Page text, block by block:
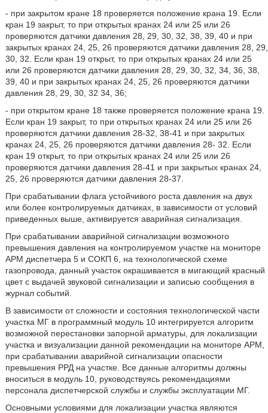
- при закрытом кране 18 проверяется положение крана 19. Если
кран 19 закрыт, то при открытых кранах 24 или 25 или 26
проверяются датчики давления 28, 29, 30, 32, 38, 39, 40 и при
закрытых кранах 24, 25, 26 проверяются датчики давления 28, 29,
30, 32. Если кран 19 открыт, то при открытых кранах 24 или 25
или 26 проверяются датчики давления 28, 29, 30, 32, 34, 36, 38,
39, 40 и при закрытых кранах 24, 25, 26 проверяются датчики
давления 28, 29, 30, 32 34, 36;
- при открытом кране 18 также проверяется положение крана 19.
Если кран 19 закрыт, то при открытых кранах 24 или 25 или 26
проверяются датчики давления 28-32, 38-41 и при закрытых
кранах 24, 25, 26 проверяются датчики давления 28- 32. Если
кран 19 открыт, то при открытых кранах 24 или 25 или 26
проверяются датчики давления 28-41 и при закрытых кранах 24,
25, 26 проверяются датчики давления 28-37.
При срабатывании флага устойчивого роста давления на двух
или более контролируемых датчиках, в зависимости от условий
приведенных выше, активируется аварийная сигнализация.
При срабатывании аварийной сигнализации возможного
превышения давления на контролируемом участке на мониторе
АРМ диспетчера 5 и СОКП 6, на технологической схеме
газопровода, данный участок окрашивается в мигающий красный
цвет с выдачей звуковой сигнализации и записью сообщения в
журнал событий.
В зависимости от сложности и состояния технологической части
участка МГ в программный модуль 10 интегрируется алгоритм
возможной перестановки запорной арматуры, для локализации
участка и визуализации данной рекомендации на мониторе АРМ,
при срабатывании аварийной сигнализации опасности
превышения РРД на участке. Все данные алгоритмы должны
вноситься в модуль 10, руководствуясь рекомендациями
персонала диспетчерской службы и службы эксплуатации МГ.
Основными условиями для локализации участка являются